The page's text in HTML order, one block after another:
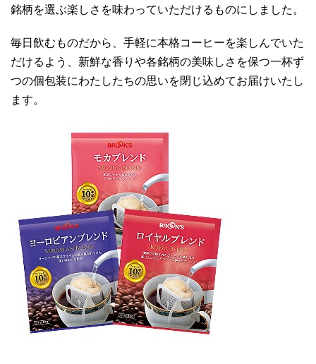
銘柄を選ぶ楽しさを味わっていただけるものにしました。
毎日飲むものだから、手軽に本格コーヒーを楽しんでいた
だけるよう、新鮮な香りや各銘柄の美味しさを保つ一杯ず
つの個包装にわたしたちの思いを閉じ込めてお届けいたし
ます。